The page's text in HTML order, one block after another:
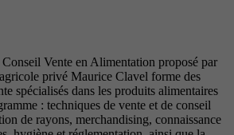
Vente en Alimentation proposé par
privé Maurice Clavel forme des
spécialisés dans les produits alimentaires
: techniques de vente et de conseil
de rayons, merchandising, connaissance